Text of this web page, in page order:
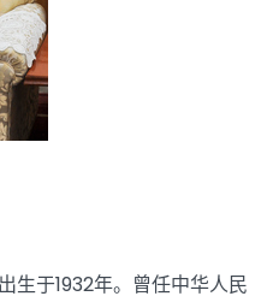
生于1932年。曾任中华人民